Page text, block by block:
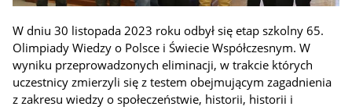
W dniu 30 listopada 2023 roku odbył się etap szkolny 65.
Olimpiady Wiedzy o Polsce i Świecie Współczesnym. W
wyniku przeprowadzonych eliminacji, w trakcie których
uczestnicy zmierzyli się z testem obejmującym zagadnienia
z zakresu wiedzy o społeczeństwie, historii, historii i